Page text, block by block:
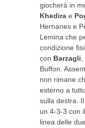
giocherà in
Khedira e
Hernanes e
Lemina che
condizione
con Barzagli
Buffon.
non rimane
esterno a
sulla destra.
un 4-3-3 con
linea delle